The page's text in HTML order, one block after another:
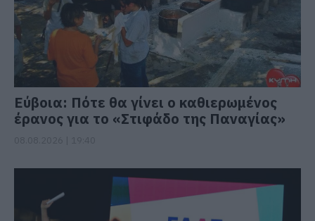
Εύβοια: Πότε θα γίνει ο καθιερωμένος
έρανος για το «Στιφάδο της Παναγίας»